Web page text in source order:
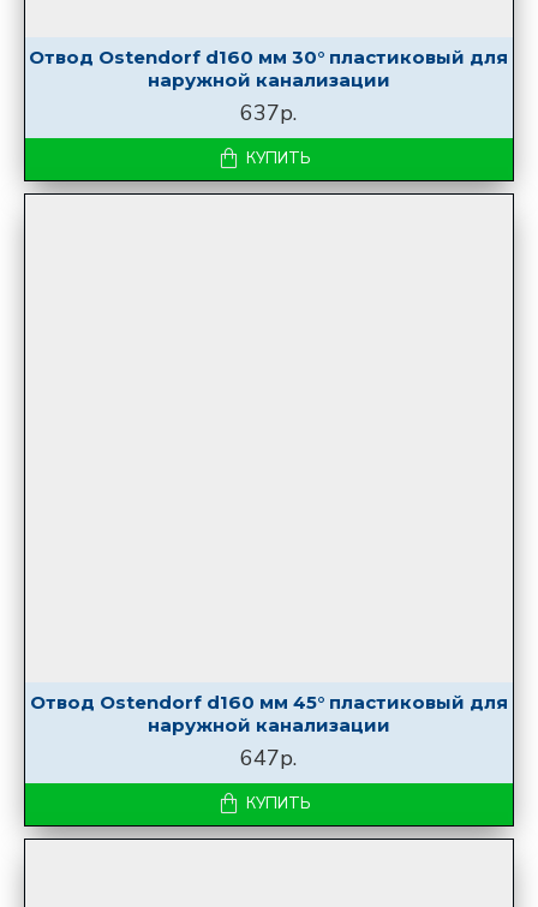
Отвод Ostendorf d160 мм 30° пластиковый для
наружной канализации
637р.
КУПИТЬ
Отвод Ostendorf d160 мм 45° пластиковый для
наружной канализации
647р.
КУПИТЬ